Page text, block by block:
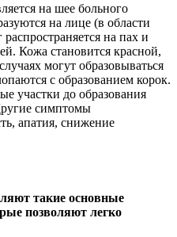
на шее больного
на лице (в области
на пах и
Кожа становится красной,
могут образовываться
с образованием корок.
участки до образования
симптомы
апатия, снижение
такие основные
позволяют легко